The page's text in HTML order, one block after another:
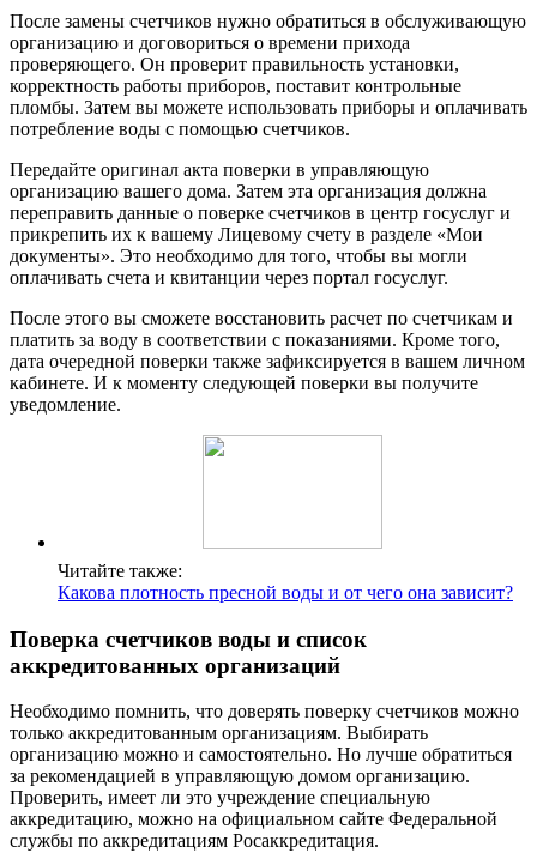
После замены счетчиков нужно обратиться в обслуживающую
организацию и договориться о времени прихода
проверяющего. Он проверит правильность установки,
корректность работы приборов, поставит контрольные
пломбы. Затем вы можете использовать приборы и оплачивать
потребление воды с помощью счетчиков.
Передайте оригинал акта поверки в управляющую
организацию вашего дома. Затем эта организация должна
переправить данные о поверке счетчиков в центр госуслуг и
прикрепить их к вашему Лицевому счету в разделе «Мои
документы». Это необходимо для того, чтобы вы могли
оплачивать счета и квитанции через портал госуслуг.
После этого вы сможете восстановить расчет по счетчикам и
платить за воду в соответствии с показаниями. Кроме того,
дата очередной поверки также зафиксируется в вашем личном
кабинете. И к моменту следующей поверки вы получите
уведомление.
Читайте также:
Какова плотность пресной воды и от чего она зависит?
Поверка счетчиков воды и список
аккредитованных организаций
Необходимо помнить, что доверять поверку счетчиков можно
только аккредитованным организациям. Выбирать
организацию можно и самостоятельно. Но лучше обратиться
за рекомендацией в управляющую домом организацию.
Проверить, имеет ли это учреждение специальную
аккредитацию, можно на официальном сайте Федеральной
службы по аккредитациям Росаккредитация.